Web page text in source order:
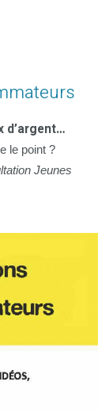
d’argent…
le point ?
Jeunes